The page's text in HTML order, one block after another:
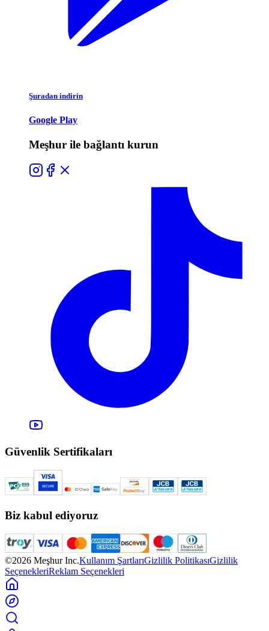
Şuradan indirin
Google Play
Meşhur ile bağlantı kurun
Güvenlik Sertifikaları
Biz kabul ediyoruz
©2026 Meşhur Inc.Kullanım ŞartlarıGizlilik PolitikasıGizlilik
SeçenekleriReklam Seçenekleri